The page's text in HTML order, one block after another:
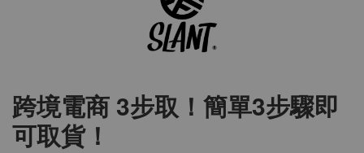
跨境電商 3步取！簡單3步驟即
可取貨！